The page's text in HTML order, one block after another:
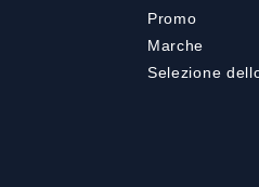
Promo
Marche
Selezione